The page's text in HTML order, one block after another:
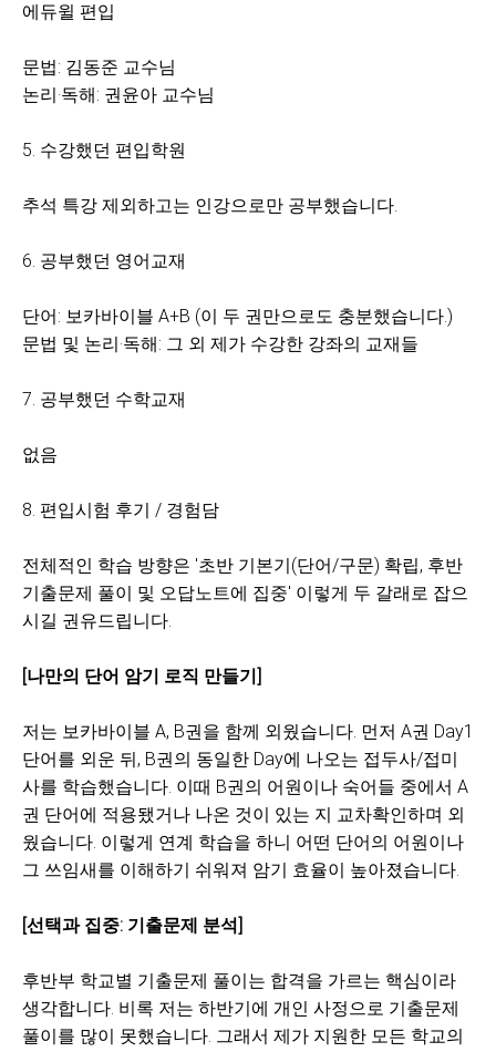
에듀윌 편입
문법: 김동준 교수님
논리·독해: 권윤아 교수님
5. 수강했던 편입학원
추석 특강 제외하고는 인강으로만 공부했습니다.
6. 공부했던 영어교재
단어: 보카바이블 A+B (이 두 권만으로도 충분했습니다.)
문법 및 논리·독해: 그 외 제가 수강한 강좌의 교재들
7. 공부했던 수학교재
없음
8. 편입시험 후기 / 경험담
전체적인 학습 방향은 '초반 기본기(단어/구문) 확립, 후반
기출문제 풀이 및 오답노트에 집중' 이렇게 두 갈래로 잡으
시길 권유드립니다.
[나만의 단어 암기 로직 만들기]
저는 보카바이블 A, B권을 함께 외웠습니다. 먼저 A권 Day1
단어를 외운 뒤, B권의 동일한 Day에 나오는 접두사/접미
사를 학습했습니다. 이때 B권의 어원이나 숙어들 중에서 A
권 단어에 적용됐거나 나온 것이 있는 지 교차확인하며 외
웠습니다. 이렇게 연계 학습을 하니 어떤 단어의 어원이나
그 쓰임새를 이해하기 쉬워져 암기 효율이 높아졌습니다.
[선택과 집중: 기출문제 분석]
후반부 학교별 기출문제 풀이는 합격을 가르는 핵심이라
생각합니다. 비록 저는 하반기에 개인 사정으로 기출문제
풀이를 많이 못했습니다. 그래서 제가 지원한 모든 학교의